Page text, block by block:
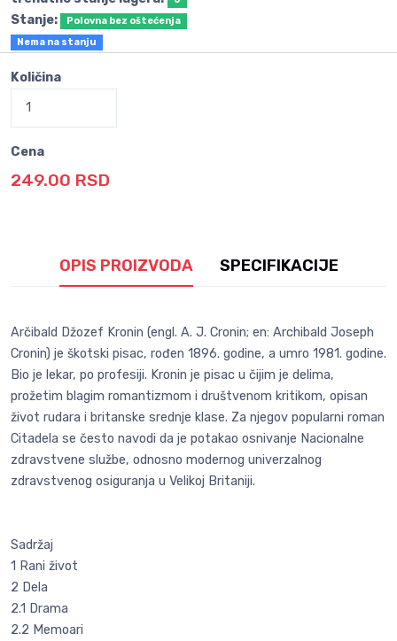
Stanje:
Polovna bez oštećenja
Nema na stanju
Količina
Cena
249.00 RSD
OPIS PROIZVODA SPECIFIKACIJE
Arčibald Džozef Kronin (engl. A. J. Cronin; en: Archibald Joseph
Cronin) je škotski pisac, rođen 1896. godine, a umro 1981. godine.
Bio je lekar, po profesiji. Kronin je pisac u čijim je delima,
prožetim blagim romantizmom i društvenom kritikom, opisan
život rudara i britanske srednje klase. Za njegov popularni roman
Citadela se često navodi da je potakao osnivanje Nacionalne
zdravstvene službe, odnosno modernog univerzalnog
zdravstvenog osiguranja u Velikoj Britaniji.
Sadržaj
1 Rani život
2 Dela
2.1 Drama
2.2 Memoari